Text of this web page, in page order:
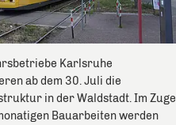
Karlsruhe
ab dem 30. Juli die
in der Waldstadt. Im Zuge
Bauarbeiten werden